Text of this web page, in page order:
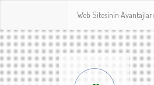
Web Sitesinin Avantajları